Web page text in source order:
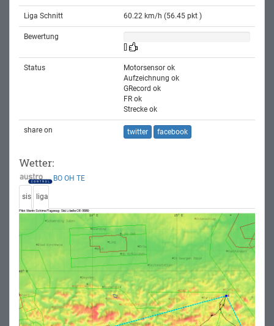
Liga Schnitt 60.22 km/h (56.45 pkt )
Bewertung
Status
Motorsensor ok
Aufzeichnung ok
GRecord ok
FR ok
Strecke ok
share on twitter facebook
Wetter:
BO OH TE
sis liga